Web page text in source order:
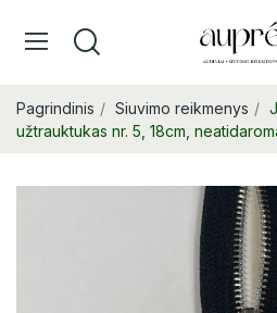
Pagrindinis Siuvimo reikmenys
užtrauktukas nr. 5, 18cm,